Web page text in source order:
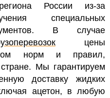
России из-за
специальных
В случае
цены
норм и правил,
Мы гарантируем
доставку жидких
ацетон, в любую